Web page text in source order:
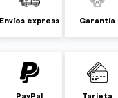
Envíos express Garantía
PayPal Tarjeta